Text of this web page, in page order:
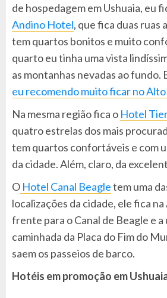
de hospedagem em Ushuaia, eu
Andino Hotel, que fica duas ruas
tem quartos bonitos e muito
quarto eu tinha uma vista
as montanhas nevadas ao fundo.
eu recomendo muito ficar no
Na mesma região fica o Hotel
quatro estrelas dos mais
tem quartos confortáveis e com
da cidade. Além, claro, da
O Hotel Canal Beagletem uma
localizações da cidade, ele fica
frente para o Canal de Beagle e a
caminhada da Placa do Fim do
saem os passeios de barco.
Hotéis em promoção em